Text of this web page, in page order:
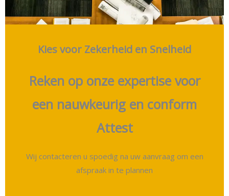
Kies voor Zekerheid en Snelheid
Reken op onze expertise voor
een nauwkeurig en conform
Attest
Wij contacteren u spoedig na uw aanvraag om een
afspraak in te plannen